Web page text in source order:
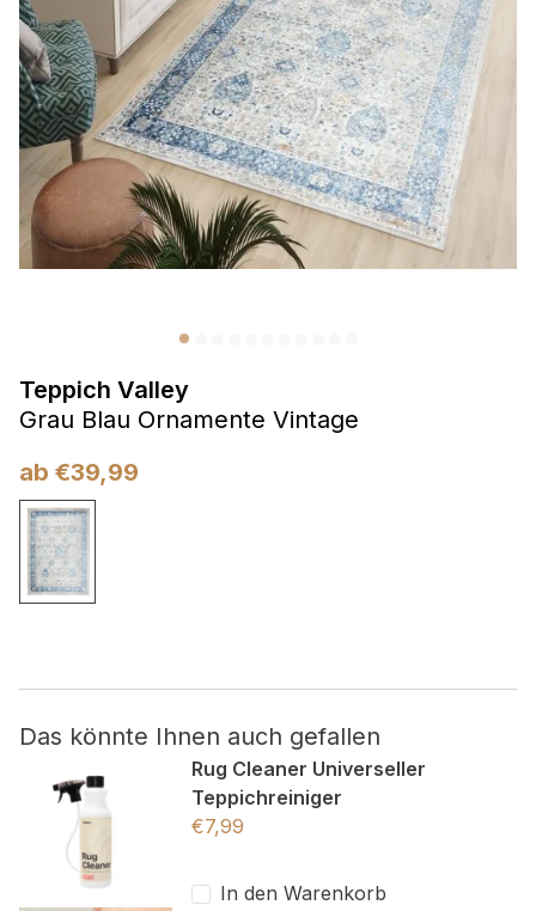
Teppich Valley
Grau Blau Ornamente Vintage
ab €39,99
Das könnte Ihnen auch gefallen
Rug Cleaner Universeller
Teppichreiniger
€7,99
In den Warenkorb
Präferenzen
Präferenz-Cookies ermöglichen es einer Website,
Informationen zu speichern, die die Art und Weise ändern,
wie die Website aussieht oder funktioniert, wie zum Beispiel
Ihre bevorzugte Sprache oder die Region, in der Sie sich
befinden.
Statistik
Marketing
Marketing-Cookies werden verwendet, um Benutzer über
Websites hinweg zu verfolgen. Das Ziel ist es, Anzeigen
anzuzeigen, die für den einzelnen Benutzer relevant und
ansprechend sind und somit wertvoller für Herausgeber und
Werbetreibende Dritter sind.
Nicht kategorisiert.
wurden.
Alle ablehnen
Meine Einstellungen speichern